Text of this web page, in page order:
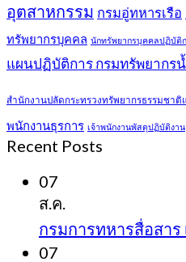
อุตสาหกรรม กรมอู่ทหารเรือ
ทรัพยากรบุคคล นักทรัพยากรบุคคลปฏิบัติ
แผนปฏิบัติการ กรมทรัพยากร
สำนักงานปลัดกระทรวงทรัพยากรธรรมชาติ
พนักงานธุรการ เจ้าพนักงานพัสดุปฏิบัติงาน
Recent Posts
07
ส.ค.
กรมการทหารสื่อสา
07